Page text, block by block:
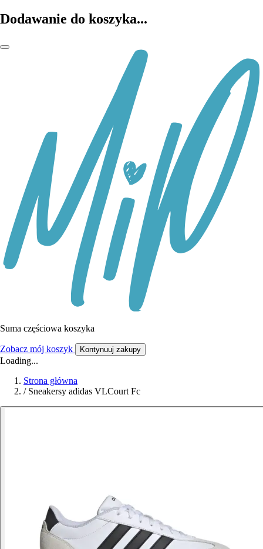
Dodawanie do koszyka...
Suma częściowa koszyka
Zobacz mój koszyk Kontynuuj zakupy
Loading...
Strona główna
/ Sneakersy adidas VLCourt Fc